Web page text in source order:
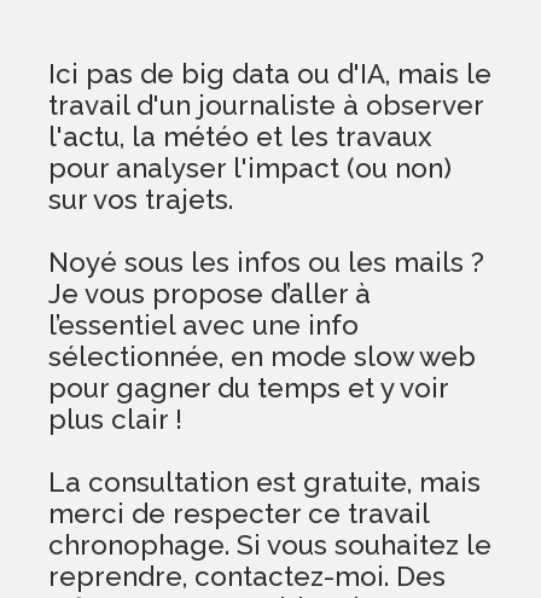
Ici pas de big data ou d'IA, mais le
travail d'un journaliste à observer
l'actu, la météo et les travaux
pour analyser l'impact (ou non)
sur vos trajets.
Noyé sous les infos ou les mails ?
Je vous propose d’aller à
l’essentiel avec une info
sélectionnée, en mode slow web
pour gagner du temps et y voir
plus clair !
La consultation est gratuite, mais
merci de respecter ce travail
chronophage. Si vous souhaitez le
reprendre, contactez-moi. Des